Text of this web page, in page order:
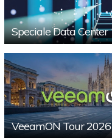
Speciale Data Center
VeeamON Tour 2026